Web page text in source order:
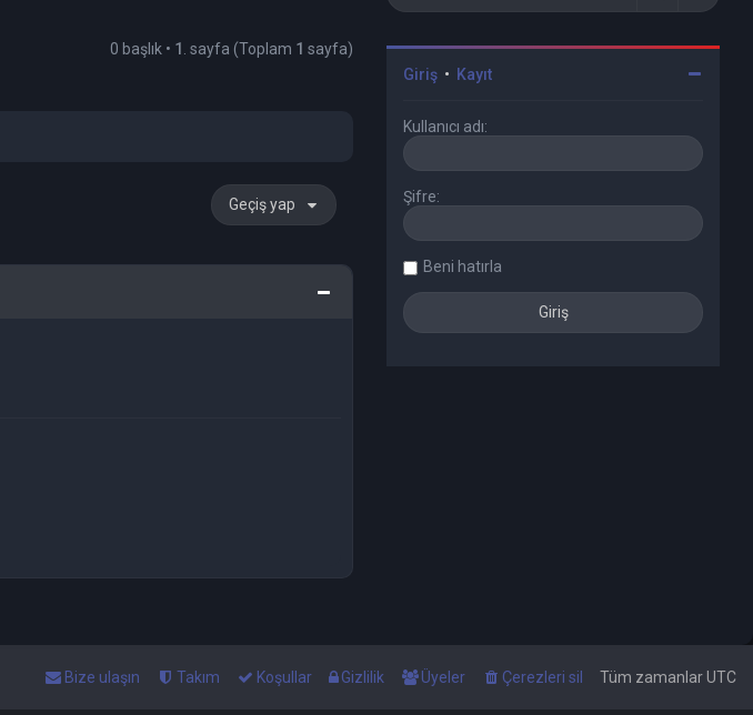
0 başlık • 1 . sayfa (Toplam 1 sayfa)
Geçiş yap
Giriş • Kayıt
Kullanıcı adı:
Şifre:
Beni hatırla
Tüm zamanlarUTC
Çerezleri sil
Üyeler
Gizlilik
Koşullar
Takım
Bize ulaşın